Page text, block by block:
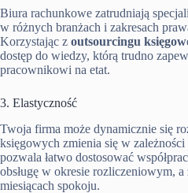
Biura rachunkowe zatrudniają
w różnych branżach i zakresach
Korzystając z outsourcingu
dostęp do wiedzy, którą trudno
pracownikowi na etat.
3. Elastyczność
Twoja firma może dynamicznie się
księgowych zmienia się w
pozwala łatwo dostosować
obsługę w okresie rozliczeniowym,
miesiącach spokoju.